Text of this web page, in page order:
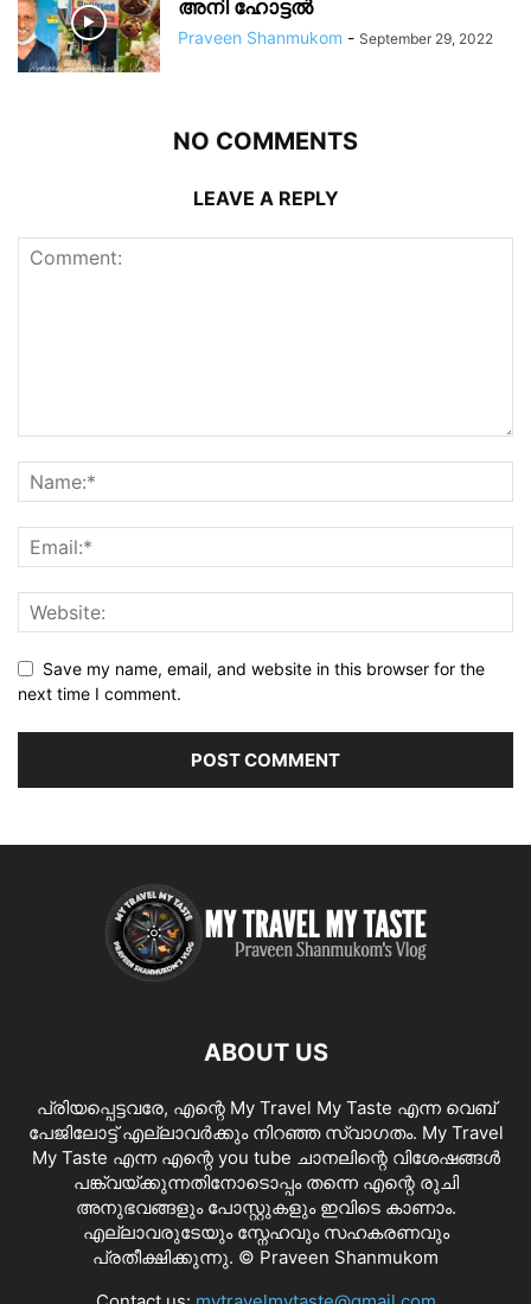
അനി ഹോട്ടൽ
Praveen Shanmukom - September 29, 2022
NO COMMENTS
LEAVE A REPLY
Save my name, email, and website in this browser for the
next time I comment.
ABOUT US
പ്രിയപ്പെട്ടവരേ, എന്റെ My Travel My Taste എന്ന വെബ്
പേജിലോട്ട് എല്ലാവർക്കും നിറഞ്ഞ സ്വാഗതം. My Travel
My Taste എന്ന എന്റെ you tube ചാനലിന്റെ വിശേഷങ്ങൾ
പങ്ക്വയ്ക്കുന്നതിനോടൊപ്പം തന്നെ എന്റെ രുചി
അനുഭവങ്ങളും പോസ്റ്റുകളും ഇവിടെ കാണാം.
എല്ലാവരുടേയും സ്നേഹവും സഹകരണവും
പ്രതീക്ഷിക്കുന്നു. © Praveen Shanmukom